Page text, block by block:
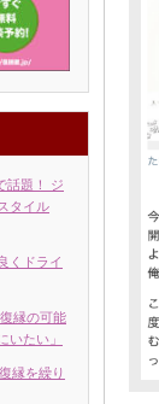
話題！ ジ
タイル
くドライ
縁の可能
いたい」
縁を繰り